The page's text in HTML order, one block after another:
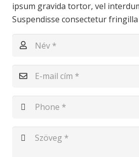
ipsum gravida tortor, vel
Suspendisse consectetur fringilla